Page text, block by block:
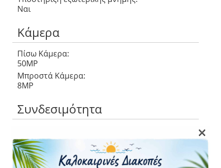
Ναι
Κάμερα
Πίσω Κάμερα:
50MP
Μπροστά Κάμερα:
8MP
Συνδεσιμότητα
4G
Υποδοχές SIM:
SIM + Sim
×